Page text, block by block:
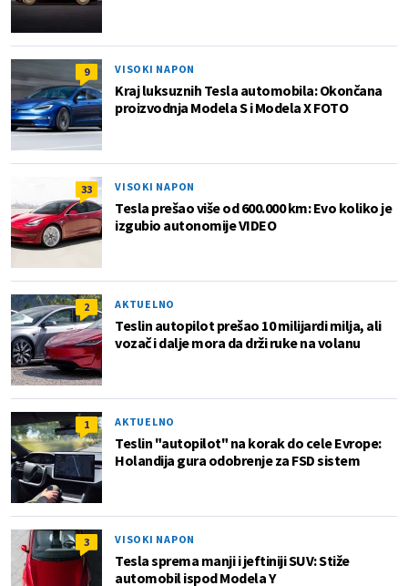
9 VISOKI NAPON
Kraj luksuznih Tesla automobila: Okončana
proizvodnja Modela S i Modela X FOTO
33 VISOKI NAPON
Tesla prešao više od 600.000 km: Evo koliko je
izgubio autonomije VIDEO
2 AKTUELNO
Teslin autopilot prešao 10 milijardi milja, ali
vozač i dalje mora da drži ruke na volanu
1 AKTUELNO
Teslin "autopilot" na korak do cele Evrope:
Holandija gura odobrenje za FSD sistem
3 VISOKI NAPON
Tesla sprema manji i jeftiniji SUV: Stiže
automobil ispod Modela Y